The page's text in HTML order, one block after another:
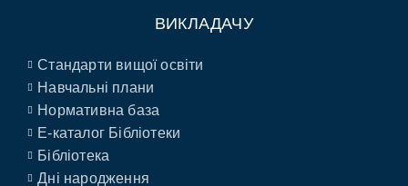
ВИКЛАДАЧУ
Стандарти вищої освіти
Навчальні плани
Нормативна база
E-каталог Бібліотеки
Бібліотека
Дні народження